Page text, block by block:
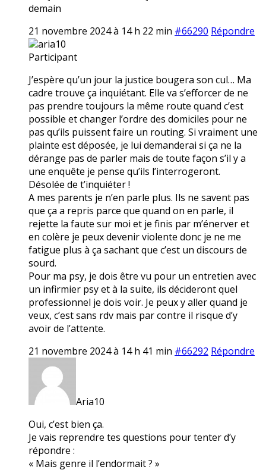
demain
21 novembre 2024 à 14 h 22 min #66290 Répondre
aria10
Participant
J’espère qu’un jour la justice bougera son cul… Ma
cadre trouve ça inquiétant. Elle va s’efforcer de ne
pas prendre toujours la même route quand c’est
possible et changer l’ordre des domiciles pour ne
pas qu’ils puissent faire un routing. Si vraiment une
plainte est déposée, je lui demanderai si ça ne la
dérange pas de parler mais de toute façon s’il y a
une enquête je pense qu’ils l’interrogeront.
Désolée de t’inquiéter !
A mes parents je n’en parle plus. Ils ne savent pas
que ça a repris parce que quand on en parle, il
rejette la faute sur moi et je finis par m’énerver et
en colère je peux devenir violente donc je ne me
fatigue plus à ça sachant que c’est un discours de
sourd.
Pour ma psy, je dois être vu pour un entretien avec
un infirmier psy et à la suite, ils décideront quel
professionnel je dois voir. Je peux y aller quand je
veux, c’est sans rdv mais par contre il risque d’y
avoir de l’attente.
21 novembre 2024 à 14 h 41 min #66292 Répondre
Aria10
Oui, c’est bien ça.
Je vais reprendre tes questions pour tenter d’y
répondre :
« Mais genre il l’endormait ? »